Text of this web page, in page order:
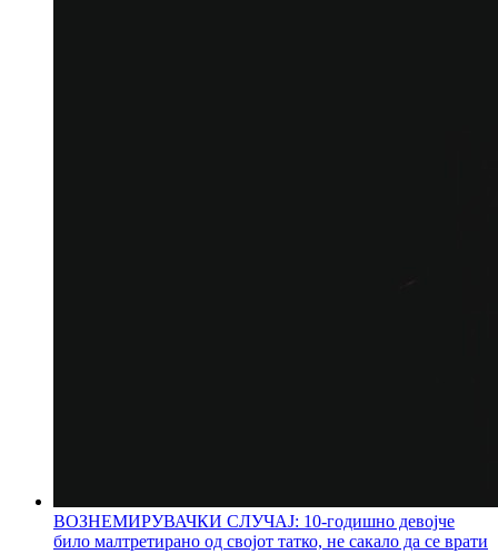
ВОЗНЕМИРУВАЧКИ СЛУЧАЈ: 10-годишно девојче
било малтретирано од својот татко, не сакало да се врати